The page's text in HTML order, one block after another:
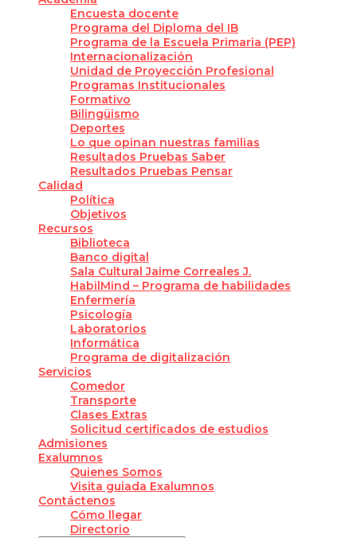
Encuesta docente
Programa del Diploma del IB
Programa de la Escuela Primaria (PEP)
Internacionalización
Unidad de Proyección Profesional
Programas Institucionales
Formativo
Bilingüismo
Deportes
Lo que opinan nuestras familias
Resultados Pruebas Saber
Resultados Pruebas Pensar
Calidad
Política
Objetivos
Recursos
Biblioteca
Banco digital
Sala Cultural Jaime Correales J.
HabilMind – Programa de habilidades
Enfermería
Psicología
Laboratorios
Informática
Programa de digitalización
Servicios
Comedor
Transporte
Clases Extras
Solicitud certificados de estudios
Admisiones
Exalumnos
Quienes Somos
Visita guiada Exalumnos
Contáctenos
Cómo llegar
Directorio